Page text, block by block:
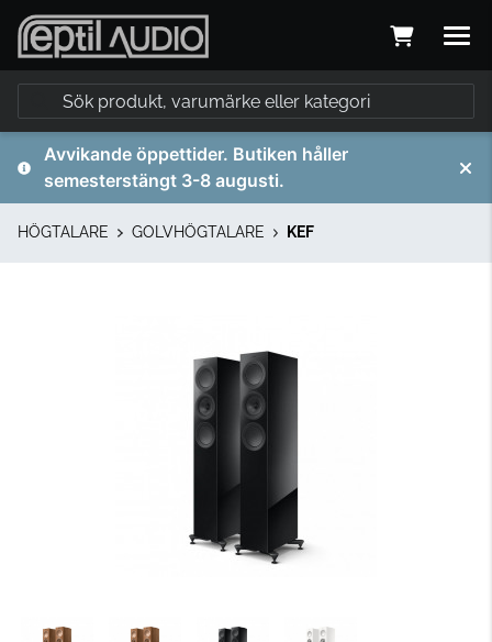
Avvikande öppettider. Butiken håller
semesterstängt 3-8 augusti.
HÖGTALARE GOLVHÖGTALARE KEF